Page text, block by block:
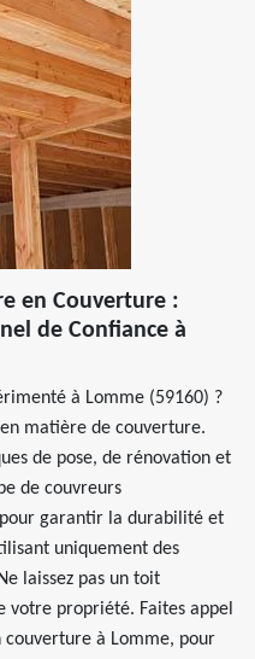
en Couverture :
de Confiance à
à Lomme (59160) ?
matière de couverture.
de pose, de rénovation et
de couvreurs
garantir la durabilité et
uniquement des
laissez pas un toit
propriété. Faites appel
couverture à Lomme, pour